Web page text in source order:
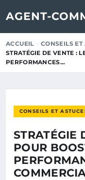
AGENT-
ACCUEIL
CONSEILS ET
STRATÉGIE DE VENTE :
PERFORMANCES…
CONSEILS ET
STRATÉGIE
POUR